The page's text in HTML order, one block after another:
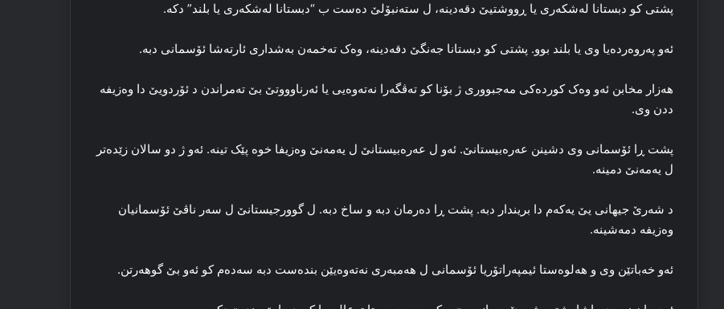
پشتی کو دبستانا له‌شکه‌ری یا ڕووشتیێ دقه‌دینه‌، ل سته‌نبۆلێ ده‌ست ب “دبستانا له‌شکه‌ری یا بلند” دکه‌.
ئه‌و په‌روه‌ردەیا وی یا بلند بوو. پشتی کو دبستانا جەنگێ دقه‌دینه‌، وه‌ک ته‌خمه‌ن به‌شداری ئارتەشا ئۆسمانی دبه‌.
هه‌زار مخابن ئه‌و وه‌ک کورده‌کی مه‌جبووری ژ بۆنا کو ته‌ڤگه‌را نه‌ته‌وه‌یی یا ئه‌رناوووتێ بێ ته‌مراندن د ئۆردویێ دا وه‌زیفه‌
ددن وی.
پشت ڕا ئۆسمانی وی دشینن عه‌ره‌بیستانێ. ئه‌و ل عه‌ره‌بیستانێ ل یه‌مه‌نێ وه‌زیفا خوه‌ پێک تینه‌. ئه‌و ژ دو سالان زێده‌تر
ل یه‌مه‌نێ دمینه‌.
د شه‌رێ جیهانی یێ یەكەم دا بریندار دبه‌. پشت ڕا ده‌رمان دبه‌ و ساخ دبه‌. ل گوورجیستانێ ل سه‌ر ناڤێ ئۆسمانیان
وه‌زیفه‌ دمه‌شینه‌.
ئه‌و خه‌باتێن وی و هه‌لوه‌ستا ئیمپه‌راتۆریا ئۆسمانی ل هه‌مبه‌ری نه‌ته‌وه‌یێن بنده‌ست دبه‌ سه‌ده‌م کو ئه‌و بێ گوهه‌رتن.